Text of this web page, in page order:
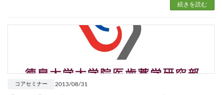
続きを読む
2013/08/31
コアセミナー